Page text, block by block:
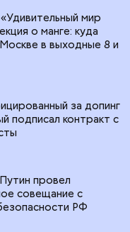
мир
о манге: куда
в выходные 8 и
за допинг
подписал контракт с
провел
совещание с
РФ